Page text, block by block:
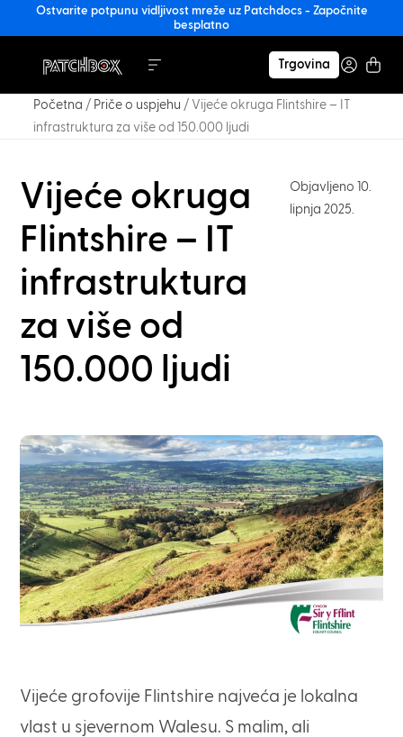
Ostvarite potpunu vidljivost mreže uz Patchdocs - Započnite
besplatno
Trgovina
Početna / Priče o uspjehu / Vijeće okruga Flintshire – IT
infrastruktura za više od 150.000 ljudi
Vijeće okruga
Flintshire – IT
infrastruktura
za više od
150.000 ljudi
Objavljeno 10.
lipnja 2025.
Vijeće grofovije Flintshire najveća je lokalna
vlast u sjevernom Walesu. S malim, ali